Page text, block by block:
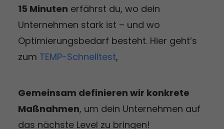
15 Minuten erfährst du, wo dein
Unternehmen stark ist – und wo
Optimierungsbedarf besteht. Hier geht’s
zum TEMP-Schnelltest,
Gemeinsam definieren wir konkrete
Maßnahmen, um dein Unternehmen auf
das nächste Level zu bringen!